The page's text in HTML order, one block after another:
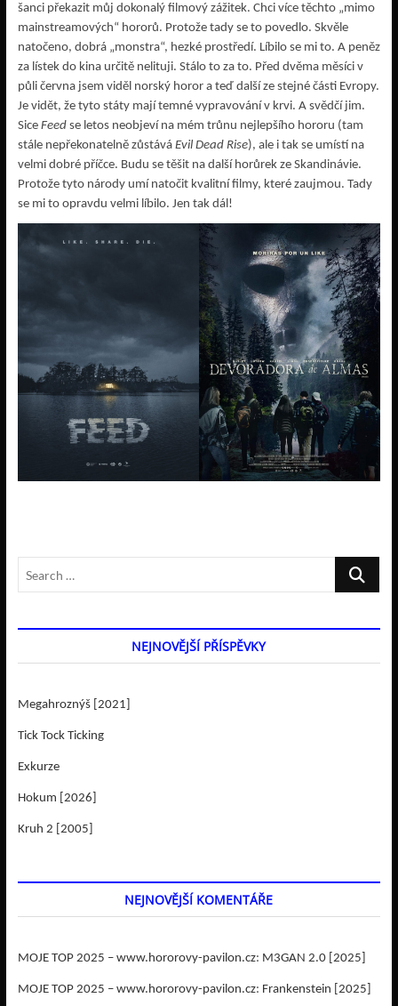
šanci překazit můj dokonalý filmový zážitek. Chci více těchto „mimo
mainstreamových“ hororů. Protože tady se to povedlo. Skvěle
natočeno, dobrá „monstra“, hezké prostředí. Líbilo se mi to. A peněz
za lístek do kina určitě nelituji. Stálo to za to. Před dvěma měsíci v
půli června jsem viděl norský horor a teď další ze stejné části Evropy.
Je vidět, že tyto státy mají temné vypravování v krvi. A svědčí jim.
Sice Feedse letos neobjeví na mém trůnu nejlepšího hororu (tam
stále nepřekonatelně zůstává Evil Dead Rise), ale i tak se umístí na
velmi dobré příčce. Budu se těšit na další horůrek ze Skandinávie.
Protože tyto národy umí natočit kvalitní filmy, které zaujmou. Tady
se mi to opravdu velmi líbilo. Jen tak dál!
Search
NEJNOVĚJŠÍ PŘÍSPĚVKY
Megahroznýš [2021]
Tick Tock Ticking
Exkurze
Hokum [2026]
Kruh 2 [2005]
NEJNOVĚJŠÍ KOMENTÁŘE
MOJE TOP 2025 – www.hororovy-pavilon.cz: M3GAN 2.0 [2025]
MOJE TOP 2025 – www.hororovy-pavilon.cz: Frankenstein [2025]